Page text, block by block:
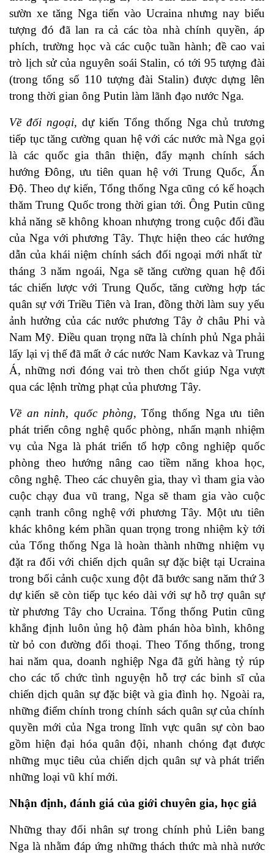
sườn xe tăng Nga tiến vào Ucraina nhưng nay biểu
tượng đó đã lan ra cả các tòa nhà chính quyền, áp
phích, trường học và các cuộc tuần hành; đề cao vai
trò lịch sử của nguyên soái Stalin, có tới 95 tượng đài
(trong tổng số 110 tượng đài Stalin) được dựng lên
trong thời gian ông Putin làm lãnh đạo nước Nga.
Về đối ngoại, dự kiến Tổng thống Nga chủ trương
tiếp tục tăng cường quan hệ với các nước mà Nga gọi
là các quốc gia thân thiện, đẩy mạnh chính sách
hướng Đông, ưu tiên quan hệ với Trung Quốc, Ấn
Độ. Theo dự kiến, Tổng thống Nga cũng có kế hoạch
thăm Trung Quốc trong thời gian tới. Ông Putin cũng
khả năng sẽ không khoan nhượng trong cuộc đối đầu
của Nga với phương Tây. Thực hiện theo các hướng
dẫn của khái niệm chính sách đối ngoại mới nhất từ ​​
tháng 3 năm ngoái, Nga sẽ tăng cường quan hệ đối
tác chiến lược với Trung Quốc, tăng cường hợp tác
quân sự với Triều Tiên và Iran, đồng thời làm suy yếu
ảnh hưởng của các nước phương Tây ở châu Phi và
Nam Mỹ. Điều quan trọng nữa là chính phủ Nga phải
lấy lại vị thế đã mất ở các nước Nam Kavkaz và Trung
Á, những nơi đóng vai trò then chốt giúp Nga vượt
qua các lệnh trừng phạt của phương Tây.
Về an ninh, quốc phòng, Tổng thống Nga ưu tiên
phát triển công nghệ quốc phòng, nhấn mạnh nhiệm
vụ của Nga là phát triển tổ hợp công nghiệp quốc
phòng theo hướng nâng cao tiềm năng khoa học,
công nghệ. Theo các chuyên gia, thay vì tham gia vào
cuộc chạy đua vũ trang, Nga sẽ tham gia vào cuộc
cạnh tranh công nghệ với phương Tây. Một ưu tiên
khác không kém phần quan trọng trong nhiệm kỳ tới
của Tổng thống Nga là hoàn thành những nhiệm vụ
đặt ra đối với chiến dịch quân sự đặc biệt tại Ucraina
trong bối cảnh cuộc xung đột đã bước sang năm thứ 3
dự kiến sẽ còn tiếp tục kéo dài với sự hỗ trợ quân sự
từ phương Tây cho Ucraina. Tổng thống Putin cũng
khẳng định luôn ủng hộ đàm phán hòa bình, không
từ bỏ con đường đối thoại. Theo Tổng thống, trong
hai năm qua, doanh nghiệp Nga đã gửi hàng tỷ rúp
cho các tổ chức tình nguyện hỗ trợ các binh sĩ của
chiến dịch quân sự đặc biệt và gia đình họ. Ngoài ra,
những điểm chính trong chính sách quân sự của chính
quyền mới của Nga trong lĩnh vực quân sự còn bao
gồm hiện đại hóa quân đội, nhanh chóng đạt được
những mục tiêu của chiến dịch quân sự và phát triển
những loại vũ khí mới.
Nhận định, đánh giá của giới chuyên gia, học giả
Những thay đổi nhân sự trong chính phủ Liên bang
Nga là nhằm đáp ứng những thách thức mà nhà nước